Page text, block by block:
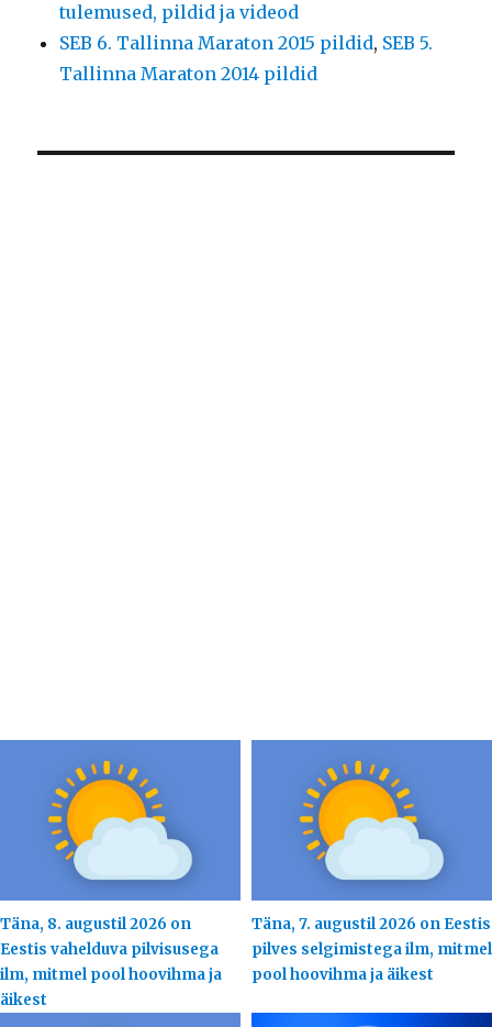
tulemused, pildid ja videod
SEB 6. Tallinna Maraton 2015 pildid, SEB 5.
Tallinna Maraton 2014 pildid
Täna, 8. augustil 2026 on
Eestis vahelduva pilvisusega
ilm, mitmel pool hoovihma ja
äikest
Täna, 7. augustil 2026 on Eestis
pilves selgimistega ilm, mitmel
pool hoovihma ja äikest